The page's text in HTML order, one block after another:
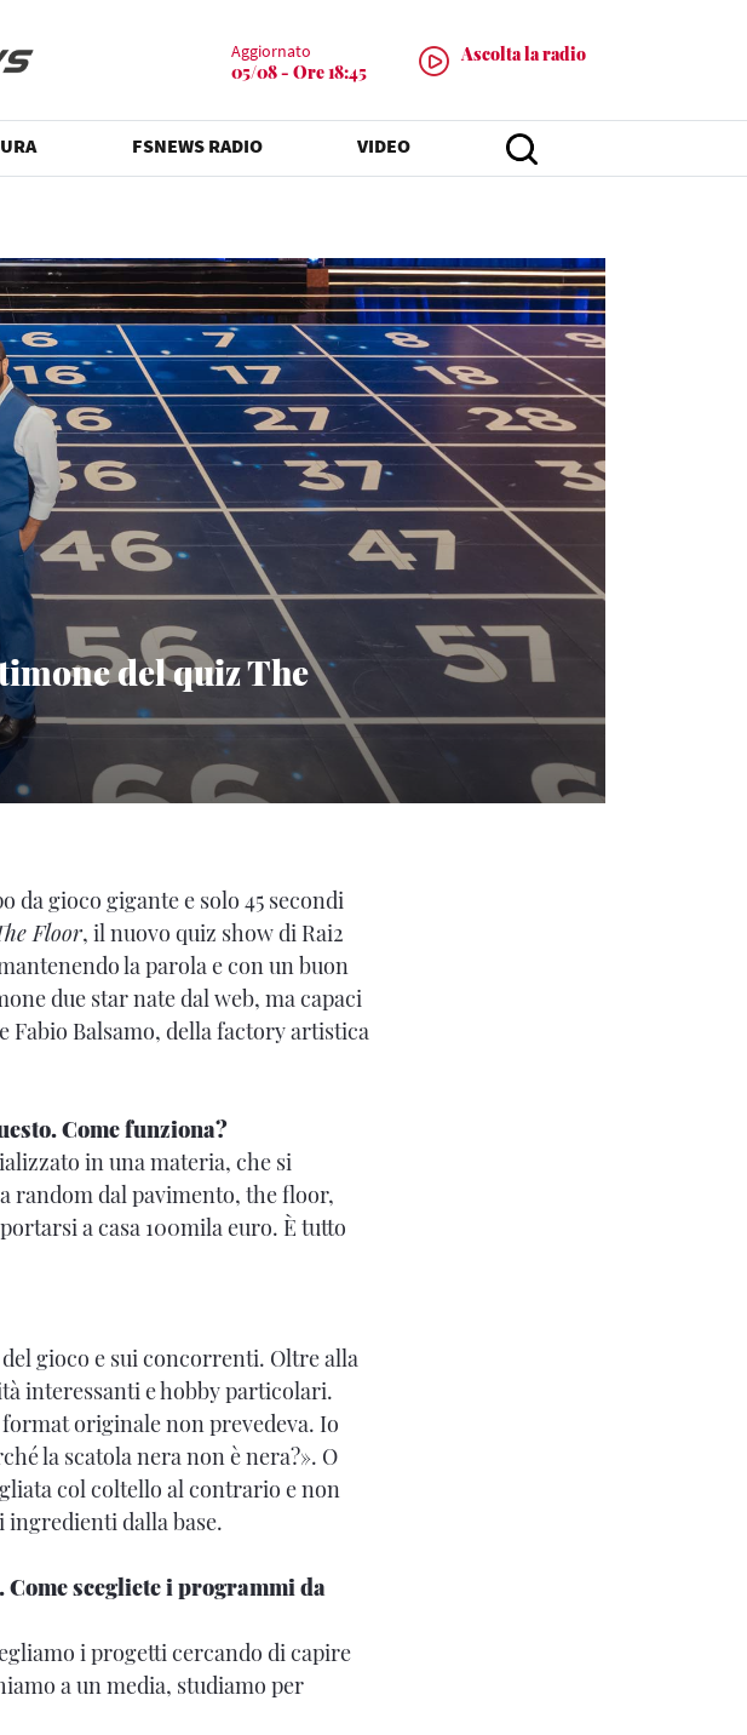
Aggiornato
05/08 - Ore 18:45
Ascolta la radio
FSNEWS RADIO VIDEO
del quiz The
gioco gigante e solo 45 secondi
Floor, il nuovo quiz show di Rai2
la parola e con un buon
due star nate dal web, ma capaci
Balsamo, della factory artistica
Come funziona?
in una materia, che si
random dal pavimento, the floor,
a casa 100mila euro. È tutto
gioco e sui concorrenti. Oltre alla
interessanti e hobby particolari.
originale non prevedeva. Io
la scatola nera non è nera?». O
col coltello al contrario e non
ingredienti dalla base.
Come scegliete i programmi da
i progetti cercando di capire
a un media, studiamo per